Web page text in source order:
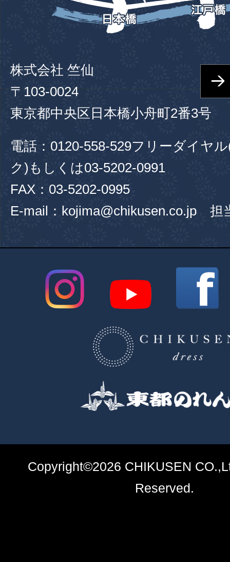
株式会社 竺仙
〒103-0024
東京都中央区日本橋小舟町2番3号
電話： 0120-558-529フリーダイヤ
ク)もしくは03-5202-0991
FAX：03-5202-0995
E-mail：kojima@chikusen.co.jp 担
Copyright©2026 CHIKUSEN
Reserved.